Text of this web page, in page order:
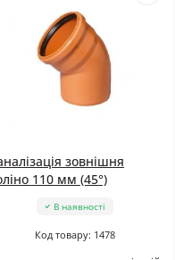
зовнішня
110 мм (45°)
В наявності
Код товару: 1478